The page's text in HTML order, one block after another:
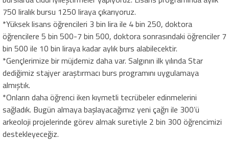
750 liralık bursu 1250 liraya çıkarıyoruz.
*Yüksek lisans öğrencileri 3 bin lira ile 4 bin 250, doktora
öğrencilere 5 bin 500-7 bin 500, doktora sonrasındaki öğrenciler 7
bin 500 ile 10 bin liraya kadar aylık burs alabilecektir.
*Gençlerimize bir müjdemiz daha var. Salgının ilk yılında Star
dediğimiz stajyer araştırmacı burs programını uygulamaya
almıştık.
*Onların daha öğrenci iken kıymetli tecrübeler edinmelerini
sağladık. Bugün almaya başlayacağımız yeni çağrı ile 300’ü
arkeoloji projelerinde görev almak suretiyle 2 bin 300 öğrencimizi
destekleyeceğiz.